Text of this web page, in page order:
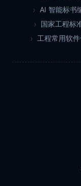
AI 智能标书
国家工程标
工程常用软